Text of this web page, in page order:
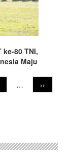
ke-80 TNI,
Maju
…
Next
page
››